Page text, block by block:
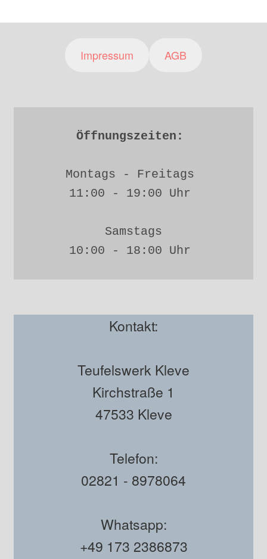
Impressum AGB
Öffnungszeiten:
Montags - Freitags
11:00 - 19:00 Uhr
Samstags
10:00 - 18:00 Uhr
Kontakt:
Teufelswerk Kleve
Kirchstraße 1
47533 Kleve
Telefon:
02821 - 8978064
Whatsapp:
+49 173 2386873